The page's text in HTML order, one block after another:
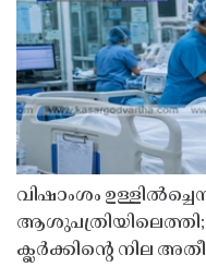
വിഷാംശം
ആശുപത്രിയിലെത്തി;
ക്ലർക്കിൻ്റെ നില